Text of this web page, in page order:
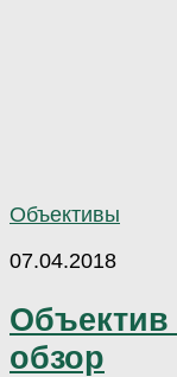
Объективы
07.04.2018
Объектив
обзор